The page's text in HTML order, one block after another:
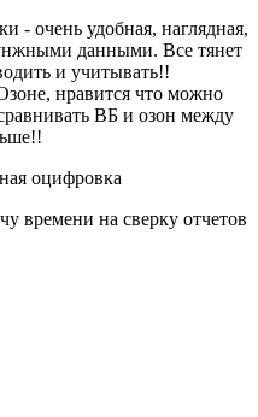
- очень удобная, наглядная,
данными. Все тянет
и учитывать!!
нравится что можно
ВБ и озон между
оцифровка
времени на сверку отчетов